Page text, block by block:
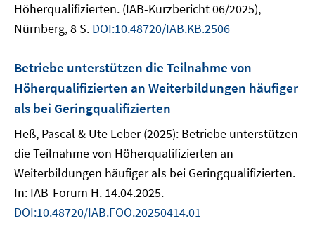
Höherqualifizierten. (IAB-Kurzbericht 06/2025),
Nürnberg, 8 S. DOI:10.48720/IAB.KB.2506
Betriebe unterstützen die Teilnahme von
Höherqualifizierten an Weiterbildungen häufiger
als bei Geringqualifizierten
Heß, Pascal & Ute Leber (2025): Betriebe unterstützen
die Teilnahme von Höherqualifizierten an
Weiterbildungen häufiger als bei Geringqualifizierten.
In: IAB-Forum H. 14.04.2025.
DOI:10.48720/IAB.FOO.20250414.01